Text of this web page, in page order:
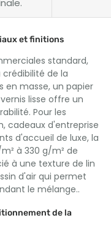
et finitions
standard,
de la
en masse, un papier
lisse offre un
Pour les
cadeaux d'entreprise
d'accueil de luxe, la
à 330 g/m² de
à une texture de lin
d'air qui permet
le mélange..
de la